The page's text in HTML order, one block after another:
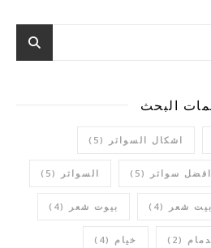
البحث
اشكال السواتر (5)
افضل سواتر (5) السواتر (5)
بيت شعر (4) بيوت شعر (4)
(2) خيام (4)